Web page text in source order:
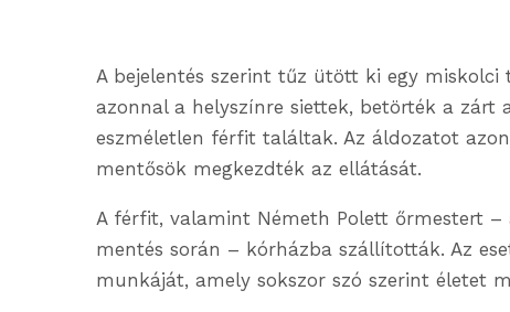
A bejelentés szerint tűz ütött ki egy miskolci
azonnal a helyszínre siettek, betörték a zárt
eszméletlen férfit találtak. Az áldozatot
mentősök megkezdték az ellátását.
A férfit, valamint Németh Polett őrmestert
mentés során – kórházba szállították. Az
munkáját, amely sokszor szó szerint életet